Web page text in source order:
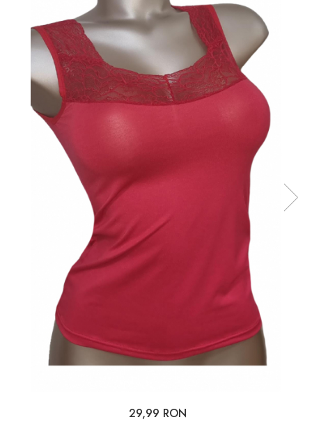
Maiouri dama
Sutiene
29,99 RON